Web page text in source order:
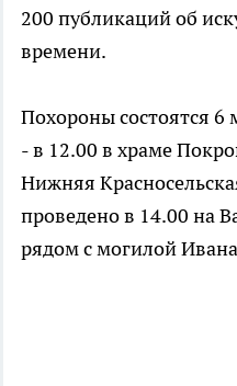
200 публикаций об
времени.
Похороны состоятся 6
- в 12.00 в храме
Нижняя
проведено в 14.00 на
рядом с могилой